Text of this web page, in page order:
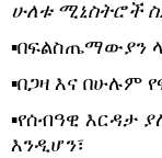
ሁለቱ ሚኒስትሮች
▪በፍልስጤማውያን
▪በጋዛ እና በሁሉም
▪የሰብዓዊ እርዳታ
እንዲሆን፣